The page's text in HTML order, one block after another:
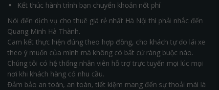
Kết thúc hành trình bạn chuyển khoản nốt phí
Nói đến dịch vụ cho thuê giá rẻ nhất Hà Nội thì phải nhắc đến
Quang Minh Hà Thành.
Cam kết thực hiện đúng theo hợp đồng, cho khách tự do lái xe
theo ý muốn của mình mà không có bất cứ ràng buộc nào.
Chúng tôi có hệ thống nhân viên hỗ trợ trực tuyến mọi lúc mọi
nơi khi khách hàng có nhu cầu.
Đảm bảo an toàn, an toàn, tiết kiệm mang đến sự thoải mái là